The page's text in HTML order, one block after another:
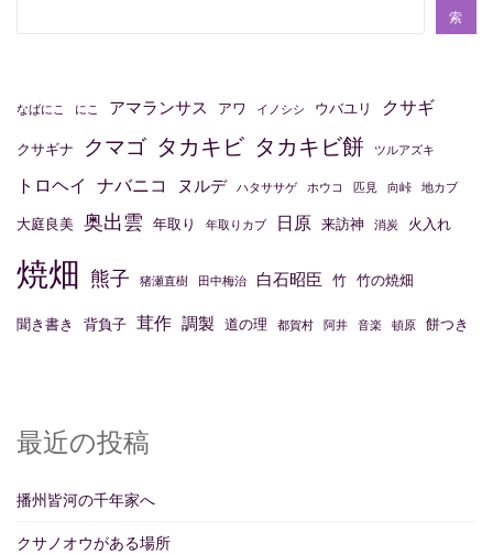
ン
索
なばにこ にこ アマランサス アワ イノシシ ウバユリ クサギ
クサギナ クマゴ タカキビ タカキビ餅 ツルアズキ
トロヘイ ナバニコ ヌルデ ハタササゲ ホウコ 匹見 向峠 地カブ
大庭良美 奥出雲 年取り 年取りカブ 日原 来訪神 消炭 火入れ
焼畑 熊子 猪瀬直樹 田中梅治 白石昭臣 竹 竹の焼畑
聞き書き 背負子 茸作 調製 道の理 都賀村 阿井 音楽 頓原 餅つき
最近の投稿
播州皆河の千年家へ
クサノオウがある場所